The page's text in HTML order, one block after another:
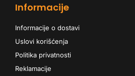
Informacije
Informacije o dostavi
Uslovi korišćenja
Politika privatnosti
Reklamacije